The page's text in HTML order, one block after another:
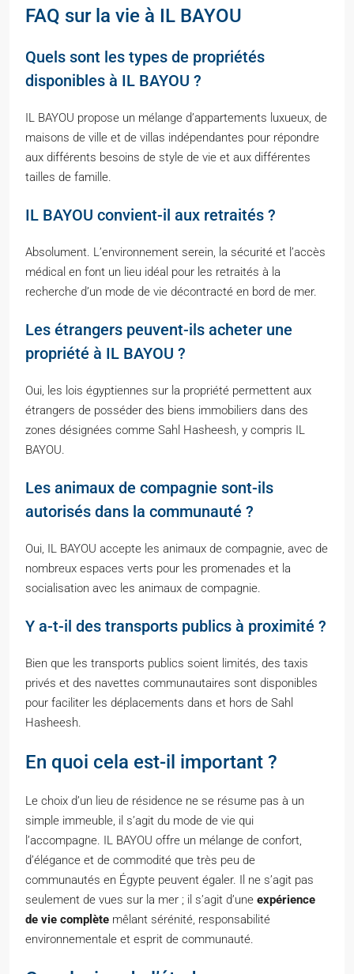
FAQ sur la vie à IL BAYOU
Quels sont les types de propriétés
disponibles à IL BAYOU ?
IL BAYOU propose un mélange d’appartements luxueux, de
maisons de ville et de villas indépendantes pour répondre
aux différents besoins de style de vie et aux différentes
tailles de famille.
IL BAYOU convient-il aux retraités ?
Absolument. L’environnement serein, la sécurité et l’accès
médical en font un lieu idéal pour les retraités à la
recherche d’un mode de vie décontracté en bord de mer.
Les étrangers peuvent-ils acheter une
propriété à IL BAYOU ?
Oui, les lois égyptiennes sur la propriété permettent aux
étrangers de posséder des biens immobiliers dans des
zones désignées comme Sahl Hasheesh, y compris IL
BAYOU.
Les animaux de compagnie sont-ils
autorisés dans la communauté ?
Oui, IL BAYOU accepte les animaux de compagnie, avec de
nombreux espaces verts pour les promenades et la
socialisation avec les animaux de compagnie.
Y a-t-il des transports publics à proximité ?
Bien que les transports publics soient limités, des taxis
privés et des navettes communautaires sont disponibles
pour faciliter les déplacements dans et hors de Sahl
Hasheesh.
En quoi cela est-il important ?
Le choix d’un lieu de résidence ne se résume pas à un
simple immeuble, il s’agit du mode de vie qui
l’accompagne. IL BAYOU offre un mélange de confort,
d’élégance et de commodité que très peu de
communautés en Égypte peuvent égaler. Il ne s’agit pas
seulement de vues sur la mer ; il s’agit d’une expérience
de vie complète mêlant sérénité, responsabilité
environnementale et esprit de communauté.